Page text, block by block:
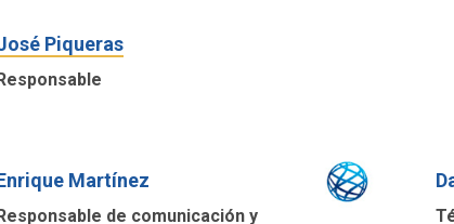
Piqueras
Responsable
Martínez
Responsable de comunicación y